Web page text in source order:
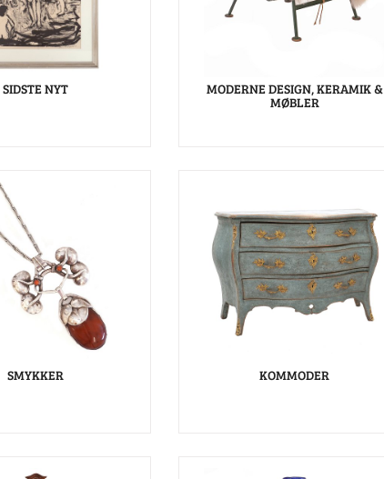
SIDSTE NYT MODERNE DESIGN, KERAMIK &
MØBLER
SMYKKER KOMMODER